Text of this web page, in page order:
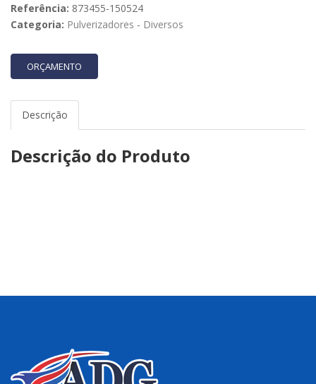
Referência: 873455-150524
Categoria: Pulverizadores - Diversos
ORÇAMENTO
Descrição
Descrição do Produto